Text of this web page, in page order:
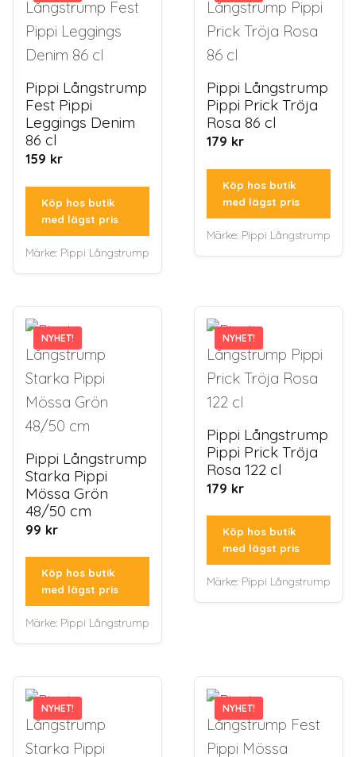
Pippi Långstrump
Fest Pippi
Leggings Denim
86 cl
159 kr
Köp hos butik
med lägst pris
Märke: Pippi Långstrump
Pippi Långstrump
Pippi Prick Tröja
Rosa 86 cl
179 kr
Köp hos butik
med lägst pris
Märke: Pippi Långstrump
NYHET!
NYHET!
Pippi Långstrump
Starka Pippi
Mössa Grön
48/50 cm
99 kr
Köp hos butik
med lägst pris
Märke: Pippi Långstrump
NYHET!
NYHET!
Pippi Långstrump
Pippi Prick Tröja
Rosa 122 cl
179 kr
Köp hos butik
med lägst pris
Märke: Pippi Långstrump
NYHET!
NYHET! NYHET!
NYHET!